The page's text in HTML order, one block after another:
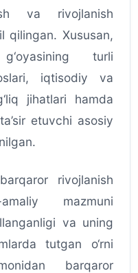
va rivojlanish
qilingan. Xususan,
turli
iqtisodiy va
jihatlari hamda
etuvchi asosiy
rivojlanish
mazmuni
va uning
tutgan o‘rni
barqaror